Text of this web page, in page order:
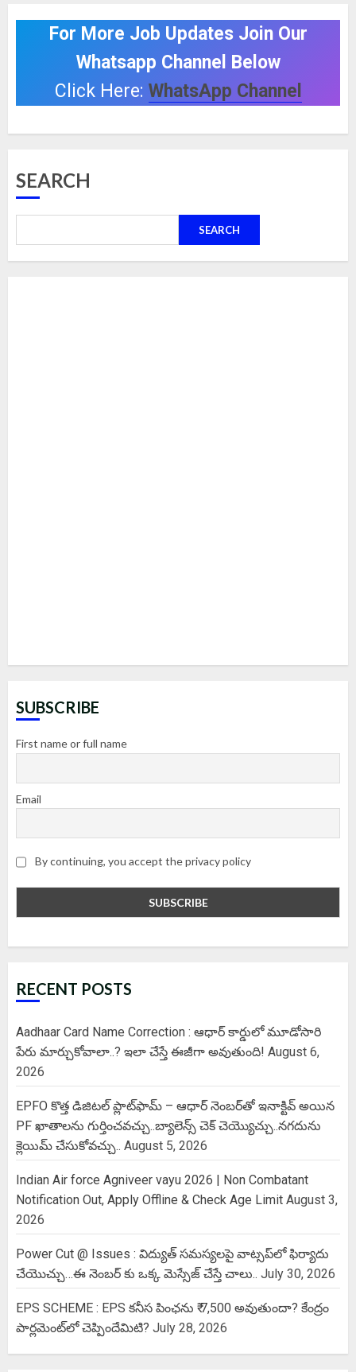
For More Job Updates Join Our
Whatsapp Channel Below
Click Here: WhatsApp Channel
SEARCH
SEARCH
SUBSCRIBE
First name or full name
Email
By continuing, you accept the privacy policy
RECENT POSTS
Aadhaar Card Name Correction : ఆధార్ కార్డులో మూడోసారి
పేరు మార్చుకోవాలా..? ఇలా చేస్తే ఈజీగా అవుతుంది! August 6,
2026
EPFO కొత్త డిజిటల్ ప్లాట్‌ఫామ్‌ – ఆధార్ నెంబర్‌తో ఇనాక్టివ్ అయిన
PF ఖాతాలను గుర్తించవచ్చు..బ్యాలెన్స్ చెక్ చెయ్యొచ్చు..నగదును
క్లెయిమ్ చేసుకోవచ్చు.. August 5, 2026
Indian Air force Agniveer vayu 2026 | Non Combatant
Notification Out, Apply Offline & Check Age Limit August 3,
2026
Power Cut @ Issues : విద్యుత్ సమస్యలపై వాట్సప్‌లో ఫిర్యాదు
చేయొచ్చు…ఈ నెంబర్ కు ఒక్క మెస్సేజ్ చేస్తే చాలు.. July 30, 2026
EPS SCHEME : EPS కనీస పింఛను ₹ 7,500 అవుతుందా? కేంద్రం
పార్లమెంట్‌లో చెప్పిందేమిటి? July 28, 2026